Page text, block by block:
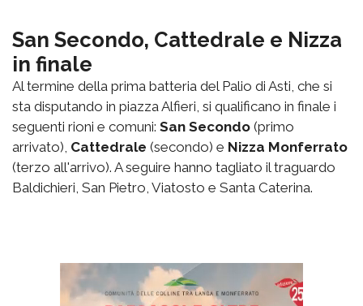
San Secondo, Cattedrale e Nizza
in finale
Al termine della prima batteria del Palio di Asti, che si
sta disputando in piazza Alfieri, si qualificano in finale i
seguenti rioni e comuni: San Secondo (primo
arrivato), Cattedrale (secondo) e Nizza Monferrato
(terzo all'arrivo). A seguire hanno tagliato il traguardo
Baldichieri, San Pietro, Viatosto e Santa Caterina.